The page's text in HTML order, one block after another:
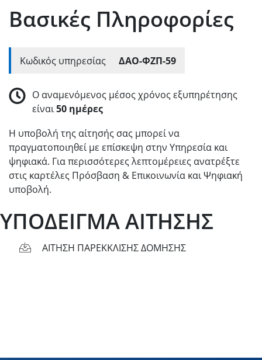
Βασικές Πληροφορίες
Κωδικός υπηρεσίας ΔΑΟ-ΦΖΠ-59
Ο αναμενόμενος μέσος χρόνος εξυπηρέτησης
είναι50 ημέρες
Η υποβολή της αίτησής σας μπορεί να
πραγματοποιηθεί με επίσκεψη στην Υπηρεσία και
ψηφιακά. Για περισσότερες λεπτομέρειες ανατρέξτε
στις καρτέλες Πρόσβαση & Επικοινωνία και Ψηφιακή
υποβολή.
ΥΠΟΔΕΙΓΜΑ ΑΙΤΗΣΗΣ
ΑΙΤΗΣΗ ΠΑΡΕΚΚΛΙΣΗΣ ΔΟΜΗΣΗΣ